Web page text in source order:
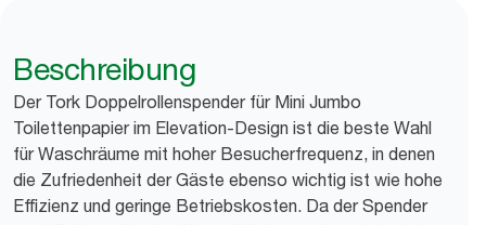
Beschreibung
Der Tork Doppelrollenspender für Mini Jumbo
Toilettenpapier im Elevation-Design ist die beste Wahl
für Waschräume mit hoher Besucherfrequenz, in denen
die Zufriedenheit der Gäste ebenso wichtig ist wie hohe
Effizienz und geringe Betriebskosten. Da der Spender